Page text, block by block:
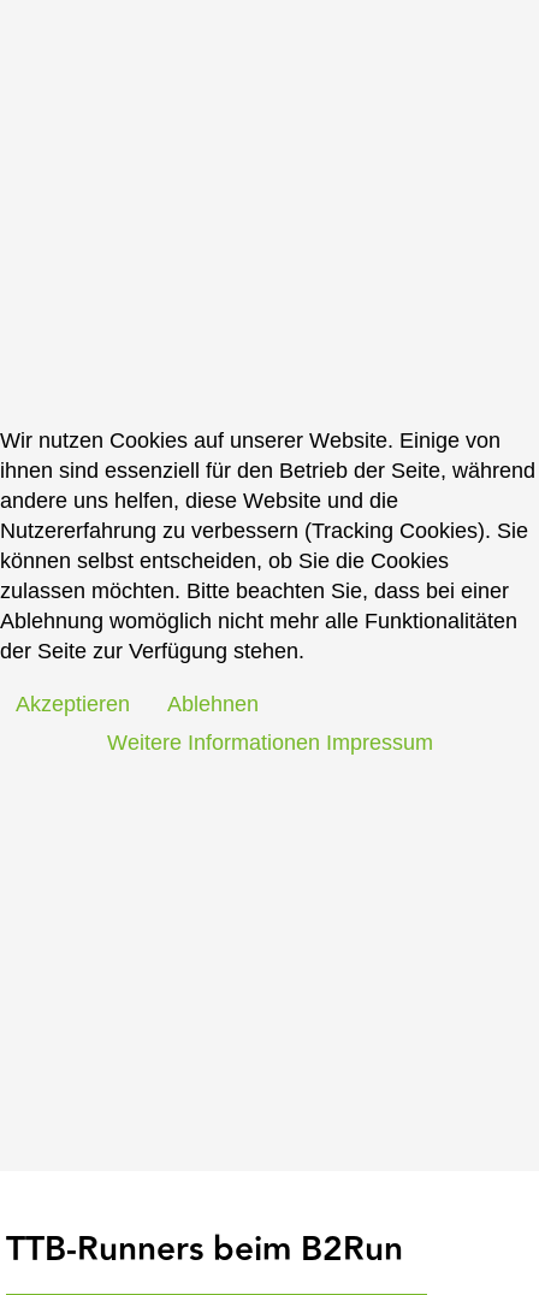
TTB-Runners beim B2Run
Wir nutzen Cookies auf unserer Website. Einige von
ihnen sind essenziell für den Betrieb der Seite, während
andere uns helfen, diese Website und die
Nutzererfahrung zu verbessern (Tracking Cookies). Sie
können selbst entscheiden, ob Sie die Cookies
zulassen möchten. Bitte beachten Sie, dass bei einer
Ablehnung womöglich nicht mehr alle Funktionalitäten
der Seite zur Verfügung stehen.
Akzeptieren
Ablehnen
Weitere Informationen Impressum